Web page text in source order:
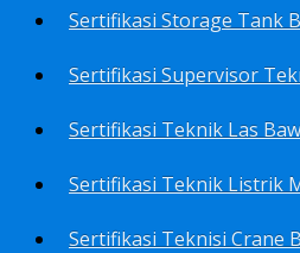
Sertifikasi Storage Tank
Sertifikasi Supervisor
Sertifikasi Teknik Las
Sertifikasi Teknik Listrik
Sertifikasi Teknisi Crane